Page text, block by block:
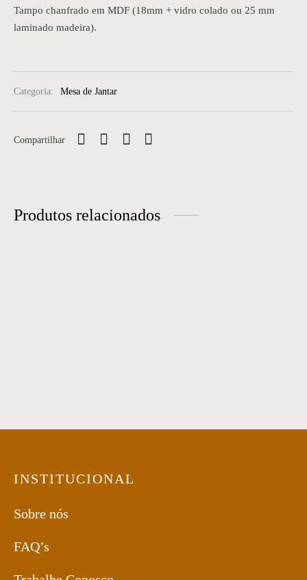
Tampo chanfrado em MDF (18mm + vidro colado ou 25 mm
laminado madeira).
Categoria: Mesa de Jantar
Compartilhar
Produtos relacionados
INSTITUCIONAL
Sobre nós
FAQ’s